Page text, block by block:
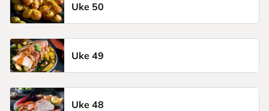
Uke 50
Uke 49
Uke 48